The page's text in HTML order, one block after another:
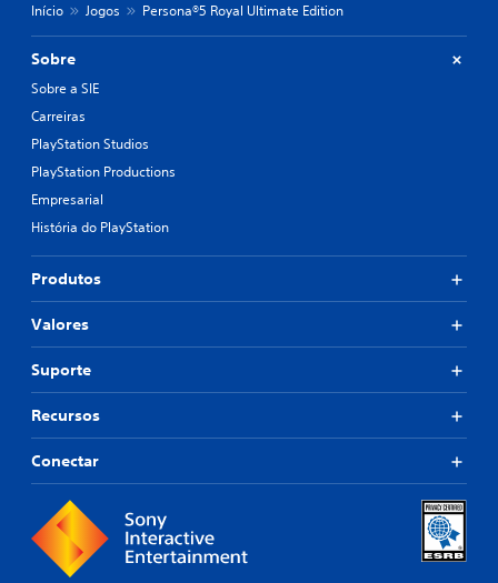
Início Jogos Persona®5 Royal Ultimate Edition
Sobre
Sobre a SIE
Carreiras
PlayStation Studios
PlayStation Productions
Empresarial
História do PlayStation
Produtos
Valores
Suporte
Recursos
Conectar